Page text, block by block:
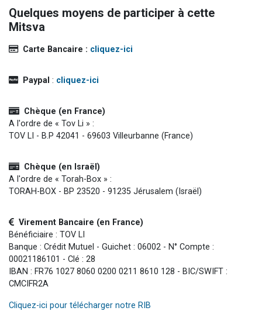
Quelques moyens de participer à cette
Mitsva
Carte Bancaire : cliquez-ici
Paypal : cliquez-ici
Chèque (en France)
A l'ordre de « Tov Li » :
TOV LI - B.P 42041 - 69603 Villeurbanne (France)
Chèque (en Israël)
A l'ordre de « Torah-Box » :
TORAH-BOX - BP 23520 - 91235 Jérusalem (Israël)
Virement Bancaire (en France)
Bénéficiaire : TOV LI
Banque : Crédit Mutuel - Guichet : 06002 - N° Compte :
00021186101 - Clé : 28
IBAN : FR76 1027 8060 0200 0211 8610 128 - BIC/SWIFT :
CMCIFR2A
Cliquez-ici pour télécharger notre RIB